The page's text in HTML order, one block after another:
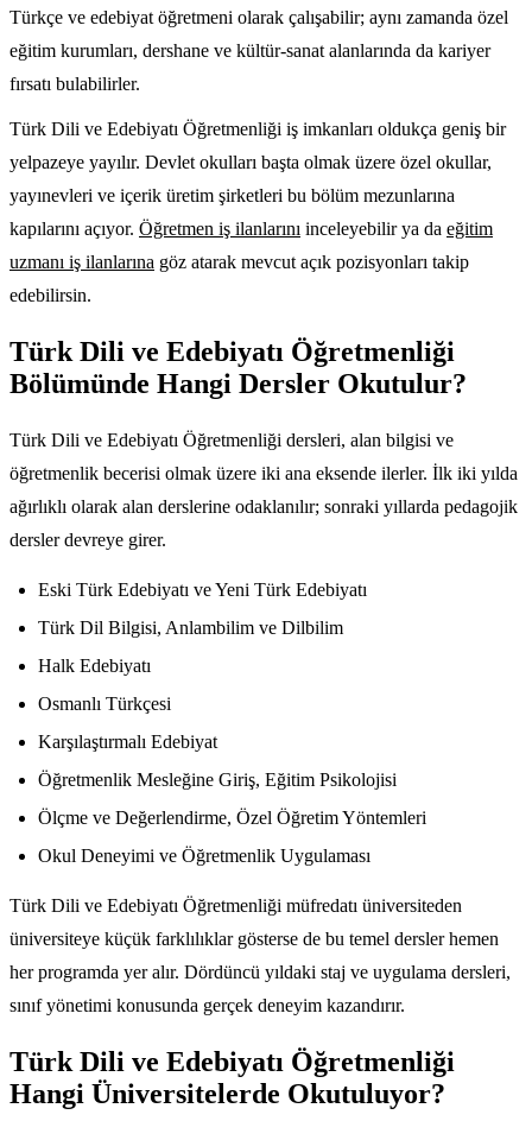
Türkçe ve edebiyat öğretmeni olarak çalışabilir; aynı zamanda özel
eğitim kurumları, dershane ve kültür-sanat alanlarında da kariyer
fırsatı bulabilirler.
Türk Dili ve Edebiyatı Öğretmenliği iş imkanları oldukça geniş bir
yelpazeye yayılır. Devlet okulları başta olmak üzere özel okullar,
yayınevleri ve içerik üretim şirketleri bu bölüm mezunlarına
kapılarını açıyor. Öğretmen iş ilanlarını inceleyebilir ya da eğitim
uzmanı iş ilanlarına göz atarak mevcut açık pozisyonları takip
edebilirsin.
Türk Dili ve Edebiyatı Öğretmenliği
Bölümünde Hangi Dersler Okutulur?
Türk Dili ve Edebiyatı Öğretmenliği dersleri, alan bilgisi ve
öğretmenlik becerisi olmak üzere iki ana eksende ilerler. İlk iki yılda
ağırlıklı olarak alan derslerine odaklanılır; sonraki yıllarda pedagojik
dersler devreye girer.
Eski Türk Edebiyatı ve Yeni Türk Edebiyatı
Türk Dil Bilgisi, Anlambilim ve Dilbilim
Halk Edebiyatı
Osmanlı Türkçesi
Karşılaştırmalı Edebiyat
Öğretmenlik Mesleğine Giriş, Eğitim Psikolojisi
Ölçme ve Değerlendirme, Özel Öğretim Yöntemleri
Okul Deneyimi ve Öğretmenlik Uygulaması
Türk Dili ve Edebiyatı Öğretmenliği müfredatı üniversiteden
üniversiteye küçük farklılıklar gösterse de bu temel dersler hemen
her programda yer alır. Dördüncü yıldaki staj ve uygulama dersleri,
sınıf yönetimi konusunda gerçek deneyim kazandırır.
Türk Dili ve Edebiyatı Öğretmenliği
Hangi Üniversitelerde Okutuluyor?